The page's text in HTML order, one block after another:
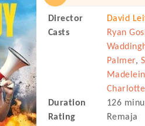
Director
David
Casts
Ryan
Palmer,
Duration
126
Rating
Remaja